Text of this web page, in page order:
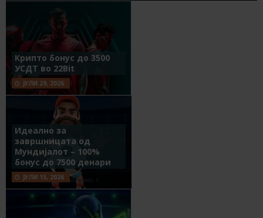
Крипто бонус до 3500
УСДТ во 22Bit
ЈУЛИ 29, 2026
Идеално за
завршницата од
Мундијалот – 100%
бонус до 7500 денари
ЈУЛИ 15, 2026